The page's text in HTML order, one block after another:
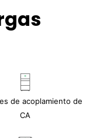
de acoplamiento de
CA